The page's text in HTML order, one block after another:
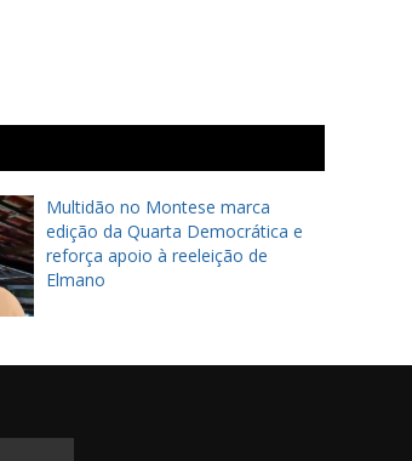
Multidão no Montese marca
edição da Quarta Democrática e
reforça apoio à reeleição de
Elmano